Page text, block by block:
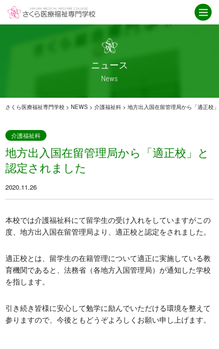
学校紹介
アクセス
ニュース
ニュース一覧
介護福祉科
救急救命科
学科紹介
臨床工学科
救急救命科
介護福祉科
オープンキャンパス
募集要項
総合型選抜
特待生制度
資格・経歴による学費給付制度
お問い合わせ
ニュース
News
さくら医療福祉専門学校 >NEWS >介護福祉科 >地方出入国在留管理局から「適正校
介護福祉科
地方出入国在留管理局から「適正校」と
認定されました
2020.11.26
本校では介護福祉科にて留学生の受け入れをしていますがこの
度、地方出入国在留管理局より、適正校と認定をされました。
適正校とは、留学生の在籍管理について適正に実施している教
育機関であると、法務省（各地方入国管理局）が通知した学校
を指します。
引き続き皆様に安心して勉学に励んでいただける環境を整えて
参りますので、今後ともどうぞよろしくお願い申し上げます。